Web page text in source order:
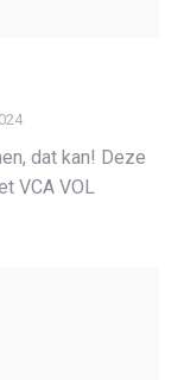
dat kan! Deze
VCA VOL